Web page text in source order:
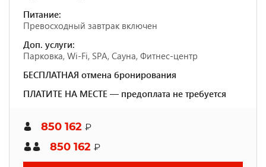
Питание:
Превосходный завтрак включен
Доп. услуги:
Парковка, Wi-Fi, SPA, Сауна, Фитнес-центр
БЕСПЛАТНАЯ отмена бронирования
ПЛАТИТЕ НА МЕСТЕ — предоплата не требуется
850 162 ₽
850 162 ₽